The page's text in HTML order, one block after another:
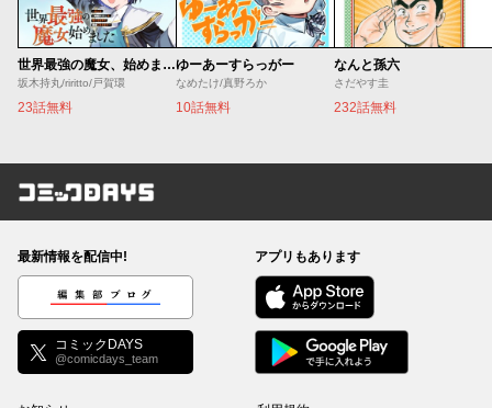
世界最強の魔女、始めました ～私だけ『攻略サイト』を見れる世界で自由に生きます～
坂木持丸/riritto/戸賀環
23話無料
ゆーあーすらっがー
なめたけ/真野ろか
10話無料
なんと孫六
さだやす圭
232話無料
コミックDAYS
最新情報を配信中!
編集部ブログ
コミックDAYS
@comicdays_team
アプリもあります